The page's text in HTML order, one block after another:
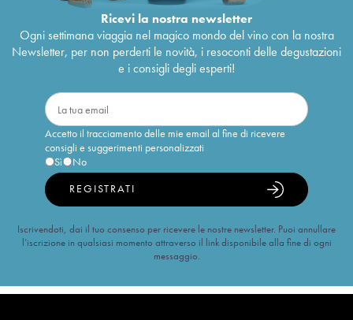
Ricevi la nostra newsletter
Ogni settimana viaggia nel magico mondo del vino con la nostra
Newsletter, per non perderti le novità, i resoconti delle degustazioni
e i consigli degli esperti!
Accetto il tracciamento delle mie email al fine di ricevere
consigli e suggerimenti personalizzati
Sì
No
REGISTRATI
Iscrivendoti, dai il tuo consenso per ricevere le nostre newsletter. Puoi annullare
l’iscrizione in qualsiasi momento attraverso il link disponibile alla fine di ogni
messaggio.